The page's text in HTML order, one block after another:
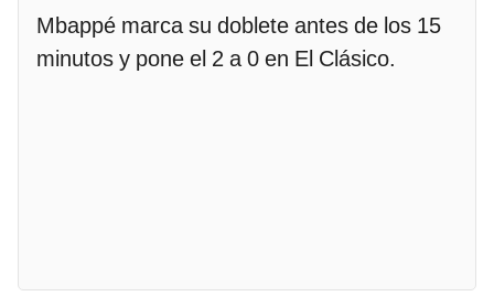
Mbappé marca su doblete antes de los 15
minutos y pone el 2 a 0 en El Clásico.